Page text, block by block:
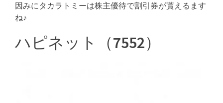
因みにタカラトミーは株主優待で割引券が貰えるます
ね♪
ハピネット（7552）